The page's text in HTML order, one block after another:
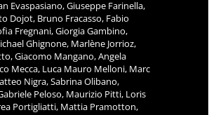
Evaspasiano, Giuseppe Farinella,
Dojot, Bruno Fracasso, Fabio
Fregnani, Giorgia Gambino,
Ghignone, Marlène Jorrioz,
Giacomo Mangano, Angela
Mecca, Luca Mauro Melloni, Marc
Nigra, Sabrina Olibano,
Peloso, Maurizio Pitti, Loris
Portigliatti, Mattia Pramotton,